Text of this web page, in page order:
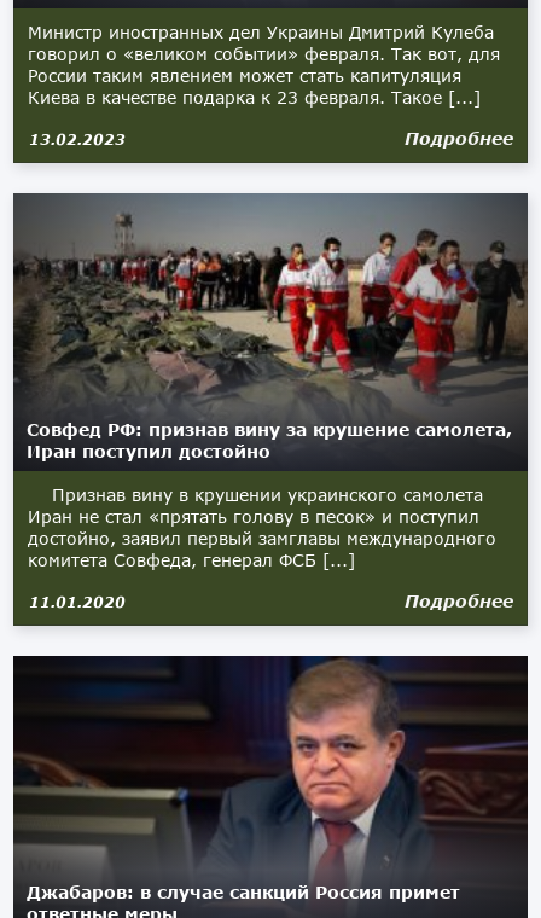
Министр иностранных дел Украины Дмитрий Кулеба
говорил о «великом событии» февраля. Так вот, для
России таким явлением может стать капитуляция
Киева в качестве подарка к 23 февраля. Такое [...]
13.02.2023 Подробнее
Совфед РФ: признав вину за крушение самолета,
Иран поступил достойно
Признав вину в крушении украинского самолета
Иран не стал «прятать голову в песок» и поступил
достойно, заявил первый замглавы международного
комитета Совфеда, генерал ФСБ [...]
11.01.2020 Подробнее
Джабаров: в случае санкций Россия примет
ответные меры